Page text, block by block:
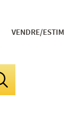
VENDRE/